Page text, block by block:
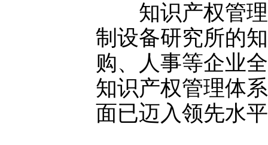
知识产权管理
制设备研究所的
购、人事等企业
知识产权管理体
面已迈入领先水